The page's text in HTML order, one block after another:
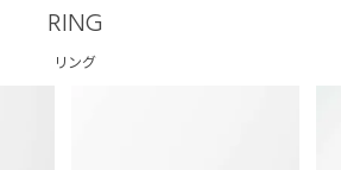
RING
リング